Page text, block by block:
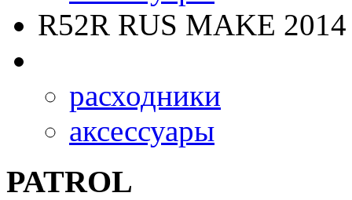
R52R RUS MAKE
расходники
аксессуары
PATROL